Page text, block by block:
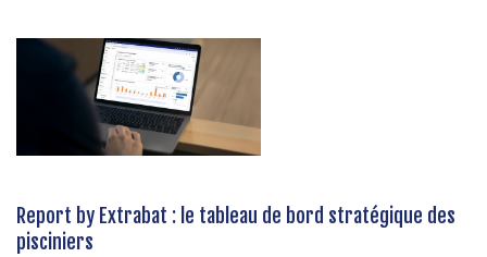
Report by Extrabat : le tableau de bord stratégique des
pisciniers